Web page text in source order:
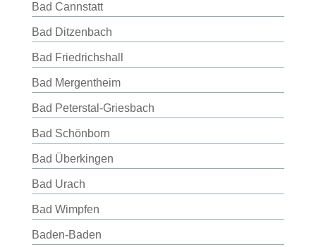
Bad Cannstatt
Bad Ditzenbach
Bad Friedrichshall
Bad Mergentheim
Bad Peterstal-Griesbach
Bad Schönborn
Bad Überkingen
Bad Urach
Bad Wimpfen
Baden-Baden